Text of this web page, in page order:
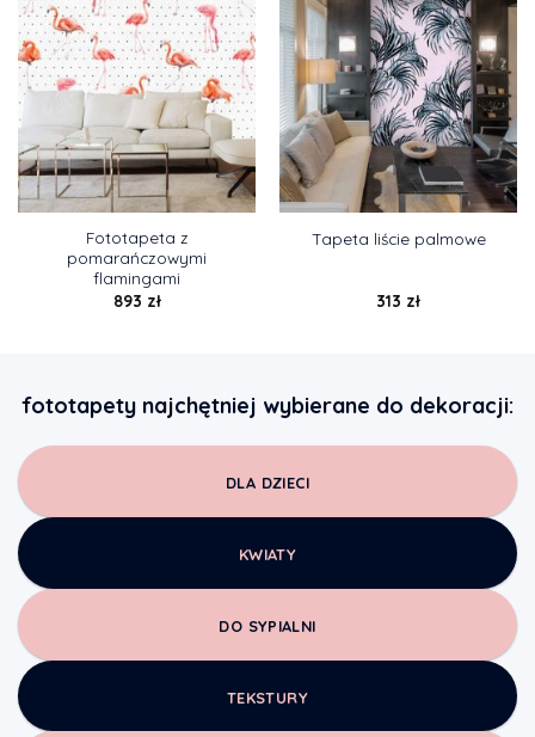
Fototapeta z
pomarańczowymi
flamingami
893 zł
Tapeta liście palmowe
313 zł
fototapety najchętniej wybierane do dekoracji:
DLA DZIECI
KWIATY
DO SYPIALNI
TEKSTURY